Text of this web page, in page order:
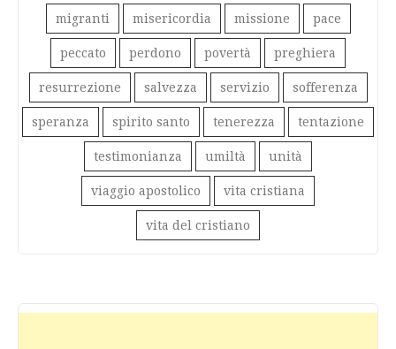
migranti misericordia missione pace
peccato perdono povertà preghiera
resurrezione salvezza servizio sofferenza
speranza spirito santo tenerezza tentazione
testimonianza umiltà unità
viaggio apostolico vita cristiana
vita del cristiano